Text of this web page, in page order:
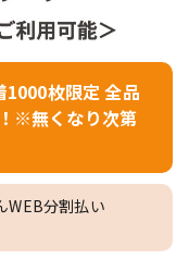
枚限定 全品
※無くなり次第
WEB分割払い